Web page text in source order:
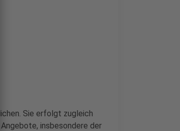
Sie erfolgt zugleich
Angebote, insbesondere der